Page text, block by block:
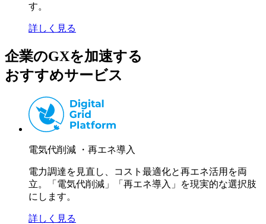
す。
詳しく見る
企業のGXを加速する
おすすめサービス
電気代削減 ・再エネ導入
電力調達を見直し、コスト最適化と再エネ活用を両
立。「電気代削減」「再エネ導入」を現実的な選択肢
にします。
詳しく見る